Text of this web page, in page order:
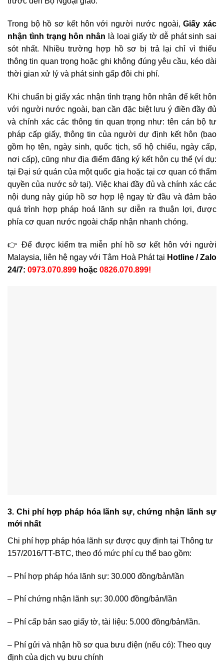
Trong bộ hồ sơ kết hôn với người nước ngoài,Giấy xác
nhận tình trạng hôn nhân là loại giấy tờ dễ phát sinh sai
sót nhất. Nhiều trường hợp hồ sơ bị trả lại chỉ vì thiếu
thông tin quan trọng hoặc ghi không đúng yêu cầu, kéo dài
thời gian xử lý và phát sinh gấp đôi chi phí.
Khi chuẩn bị giấy xác nhận tình trạng hôn nhân để kết hôn
với người nước ngoài, bạn cần đặc biệt lưu ý điền đầy đủ
và chính xác các thông tin quan trọng như: tên cán bộ tư
pháp cấp giấy, thông tin của người dự định kết hôn (bao
gồm họ tên, ngày sinh, quốc tịch, số hộ chiếu, ngày cấp,
nơi cấp), cũng như địa điểm đăng ký kết hôn cụ thể (ví dụ:
tại Đại sứ quán của một quốc gia hoặc tại cơ quan có thẩm
quyền của nước sở tại). Việc khai đầy đủ và chính xác các
nội dung này giúp hồ sơ hợp lệ ngay từ đầu và đảm bảo
quá trình hợp pháp hoá lãnh sự diễn ra thuận lợi, được
phía cơ quan nước ngoài chấp nhận nhanh chóng.
👉 Để được kiểm tra miễn phí hồ sơ kết hôn với người
Malaysia, liên hệ ngay với Tâm Hoà Phát tại Hotline / Zalo
24/7: 0973.070.899 hoặc 0826.070.899!
3. Chi phí hợp pháp hóa lãnh sự, chứng nhận lãnh sự
mới nhất
Chi phí hợp pháp hóa lãnh sự được quy định tại Thông tư
157/2016/TT-BTC, theo đó mức phí cụ thể bao gồm:
– Phí hợp pháp hóa lãnh sự: 30.000 đồng/bản/lần
– Phí chứng nhận lãnh sự: 30.000 đồng/bản/lần
– Phí cấp bản sao giấy tờ, tài liệu: 5.000 đồng/bản/lần.
– Phí gửi và nhận hồ sơ qua bưu điện (nếu có): Theo quy
định của dịch vụ bưu chính